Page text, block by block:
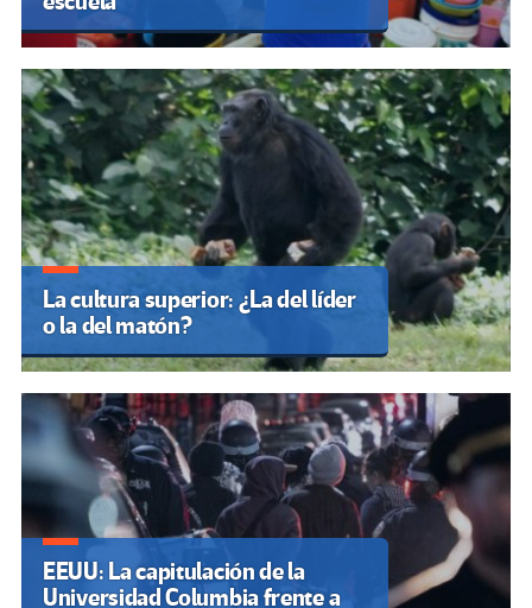
La cultura superior: ¿La del líder
o la del matón?
EEUU: La capitulación de la
Universidad Columbia frente a